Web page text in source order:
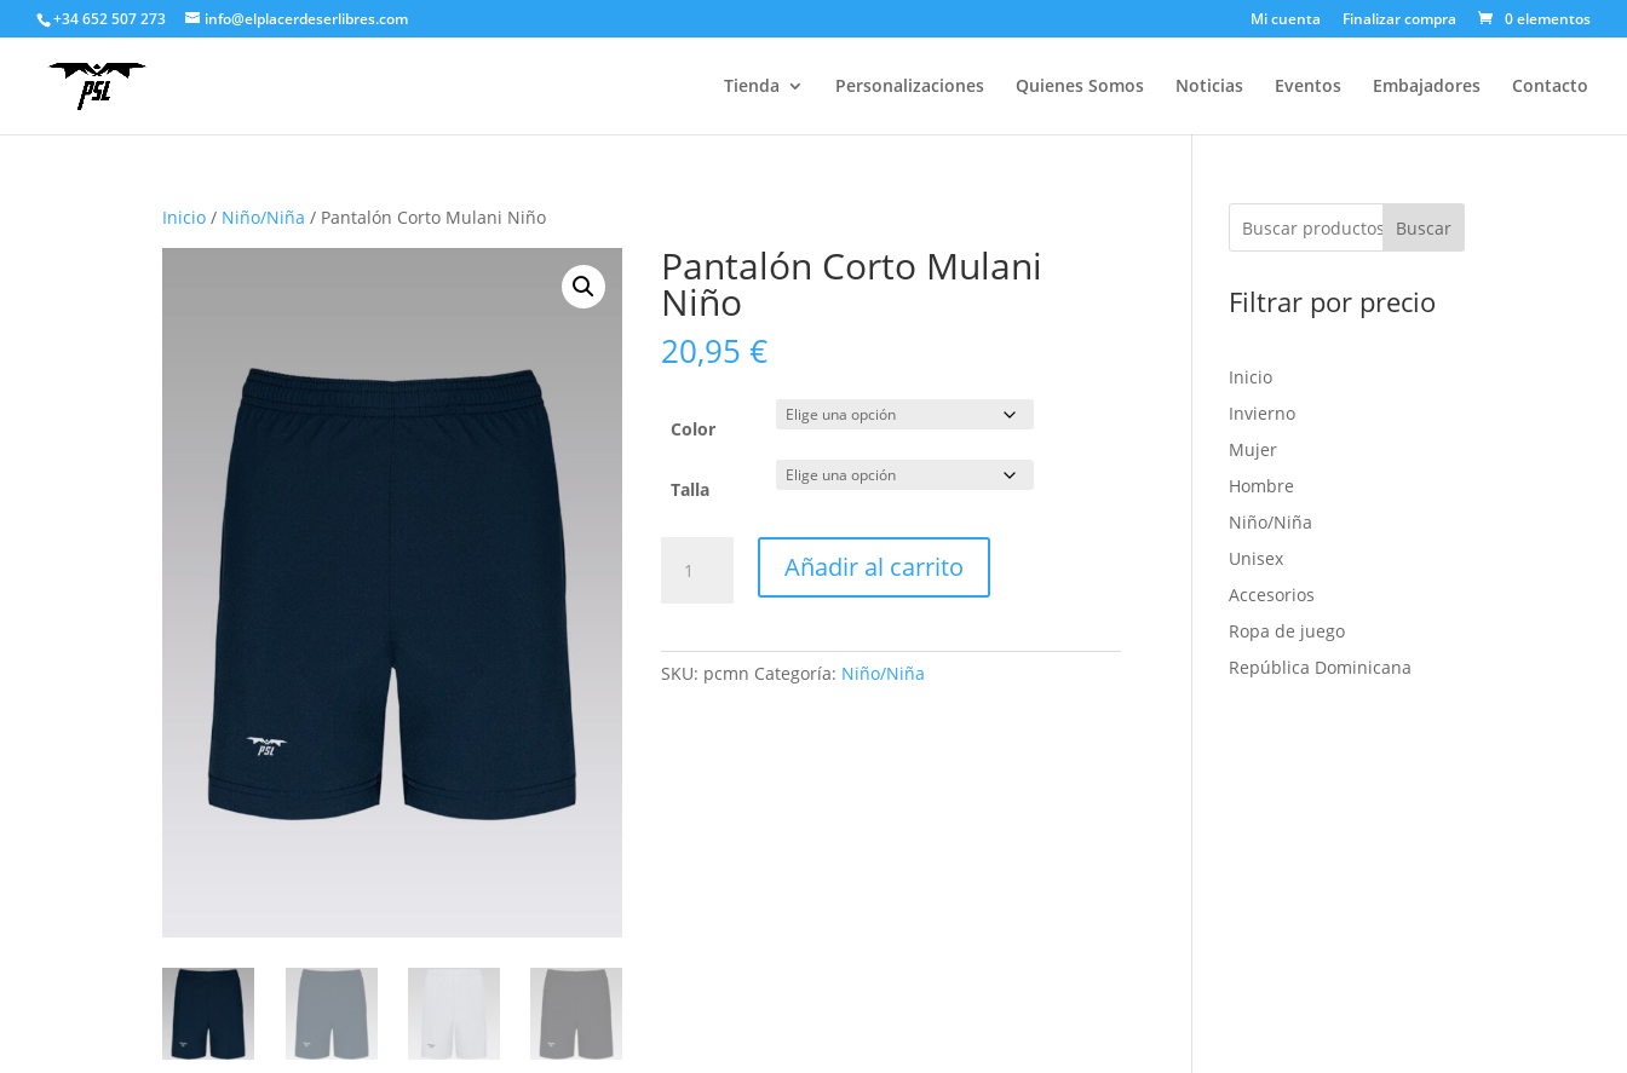
+34 652 507 273 info@elplacerdeserlibres.com Mi cuenta Finalizar compra 0 elementos
Tienda Personalizaciones Quienes Somos Noticias Eventos Embajadores Contacto
Inicio / Niño/Niña / Pantalón Corto Mulani Niño
Pantalón Corto Mulani
Niño
20,95€
Color
Talla
Corto
Añadir al carrito
SKU: pcmn Categoría: Niño/Niña
Buscar
Filtrar por precio
Inicio
Invierno
Mujer
Hombre
Niño/Niña
Unisex
Accesorios
Ropa de juego
República Dominicana